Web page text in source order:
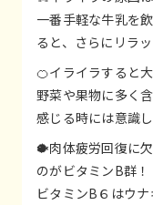
一番手軽な牛乳を
ると、さらにリラ
🍊イライラすると
野菜や果物に多く
感じる時には意識
🐡肉体疲労回復に
のがビタミンB群！
ビタミンB６はウ